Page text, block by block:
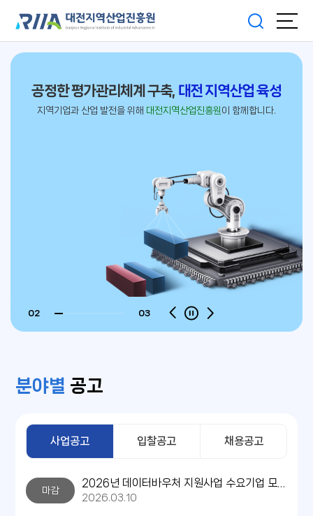
공정한 평가관리체계 구축, 대전 지역산업 육성
지역기업과 산업 발전을 위해 대전지역산업진흥원 이 함께합니다.
02 03
분야별 공고
사업공고 입찰공고 채용공고
마감
2026.03.10